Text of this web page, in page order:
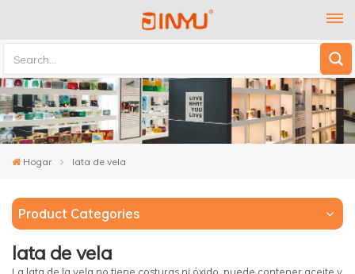
Hogar lata de vela
Product Categories
lata de vela